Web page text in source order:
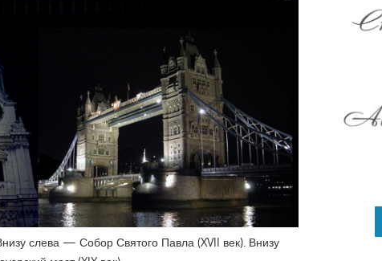
слева — Собор Святого Павла (XVII век). Внизу